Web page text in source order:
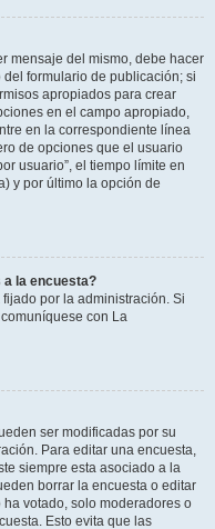
mensaje del mismo, debe hacer
del formulario de publicación; si
apropiados para crear
en el campo apropiado,
en la correspondiente línea
de opciones que el usuario
usuario”, el tiempo límite en
y por último la opción de
a la encuesta?
por la administración. Si
con La
ser modificadas por su
Para editar una encuesta,
siempre esta asociado a la
borrar la encuesta o editar
votado, solo moderadores o
Esto evita que las